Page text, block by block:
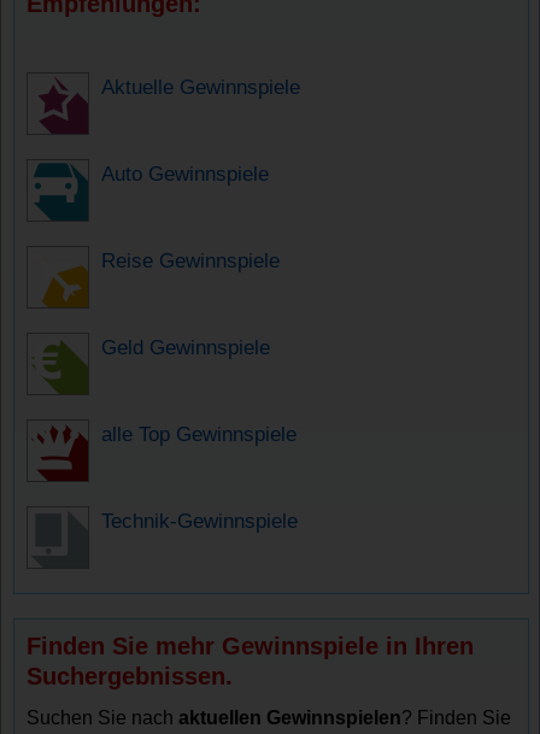
Aktuelle Gewinnspiele
Auto Gewinnspiele
Reise Gewinnspiele
Geld Gewinnspiele
alle Top Gewinnspiele
Technik-Gewinnspiele
Finden Sie mehr Gewinnspiele in Ihren
Suchergebnissen.
Suchen Sie nachaktuellen Gewinnspielen? Finden Sie